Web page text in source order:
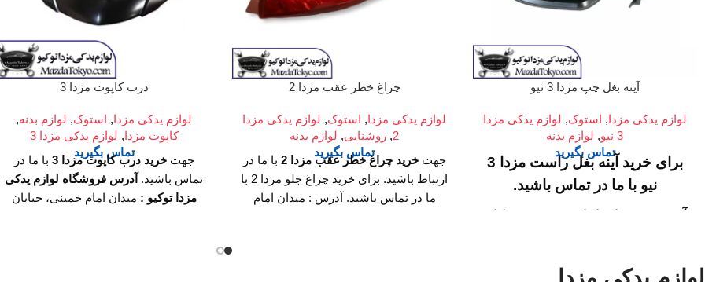
آینه بغل چپ مزدا 3 نیو
لوازم یدکی مزدا, استوک, لوازم یدکی مزدا
3 نیو
, لوازم بدنه
تماس بگیرید
برای خرید آینه بغل راست مزدا 3
نیو با ما در تماس باشید.
آدرس :
میدان امام خمینی، خیابان
چراغ خطر عقب مزدا 2
لوازم یدکی مزدا, استوک, لوازم یدکی مزدا
2
, روشنایی, لوازم بدنه
تماس بگیرید
جهتخرید چراغ خطر عقب مزدا 2
با ما در
ارتباط باشید. برای خرید چراغ جلو مزدا 2 با
ما در تماس باشید. آدرس : میدان امام
درب کاپوت مزدا 3
لوازم یدکی مزدا, استوک, لوازم بدنه,
کاپوت مزدا, لوازم یدکی مزدا 3
تماس بگیرید
جهتخرید درب کاپوت مزدا 3
با ما در
تماس باشید. آدرس فروشگاه لوازم یدکی
مزدا توکیو : میدان امام خمینی، خیابان